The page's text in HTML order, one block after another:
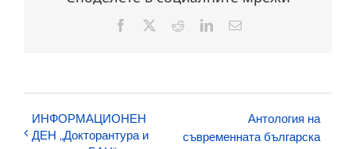
Facebook RedditLinkedInЕлектронна
ИНФОРМАЦИОНЕН
ДЕН „Докторантура и
Антология на
съвременната българска